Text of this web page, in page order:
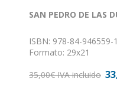
SAN PEDRO DE LAS
ISBN: 978-84-946559-
Formato: 29x21
35,00€ IVA incluido